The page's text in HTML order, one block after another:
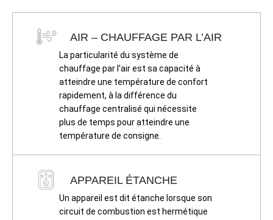
AIR – CHAUFFAGE PAR L’AIR
La particularité du système de
chauffage par l’air est sa capacité à
atteindre une température de confort
rapidement, à la différence du
chauffage centralisé qui nécessite
plus de temps pour atteindre une
température de consigne.
APPAREIL ÉTANCHE
Un appareil est dit étanche lorsque son
circuit de combustion est hermétique